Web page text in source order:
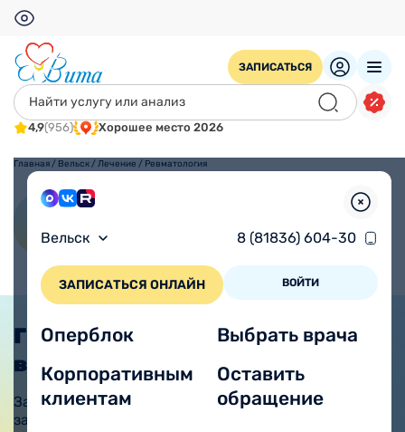
ЗАПИСАТЬСЯ
4,9(956) Хорошее место 2026
Вельск 8 (81836) 604-30
ЗАПИСАТЬСЯ ОНЛАЙН ВОЙТИ
Оперблок
Корпоративным
клиентам
Выбрать врача
Оставить
обращение
Главная / Вельск /Лечение / Ревматология
График приема
врачей из Вологды
Запланируйте визит к специалистам
заранее. Запись к врачу 604-30
ПОДРОБНЕЕ